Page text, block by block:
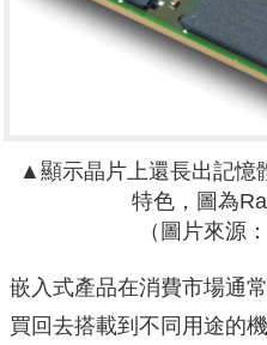
▲顯示晶片上還長出記憶
特色，圖為
（圖片來源：
嵌入式產品在消費市場通
買回去搭載到不同用途的